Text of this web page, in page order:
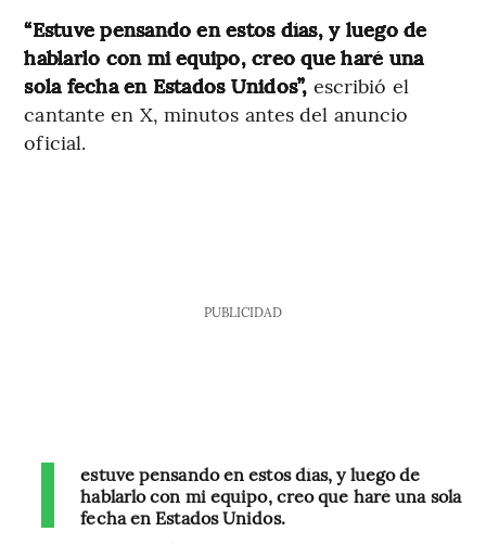
“Estuve pensando en estos días, y luego de
hablarlo con mi equipo, creo que haré una
sola fecha en Estados Unidos”, escribió el
cantante en X, minutos antes del anuncio
oficial.
PUBLICIDAD
estuve pensando en estos días, y luego de
hablarlo con mi equipo, creo que haré una sola
fecha en Estados Unidos.